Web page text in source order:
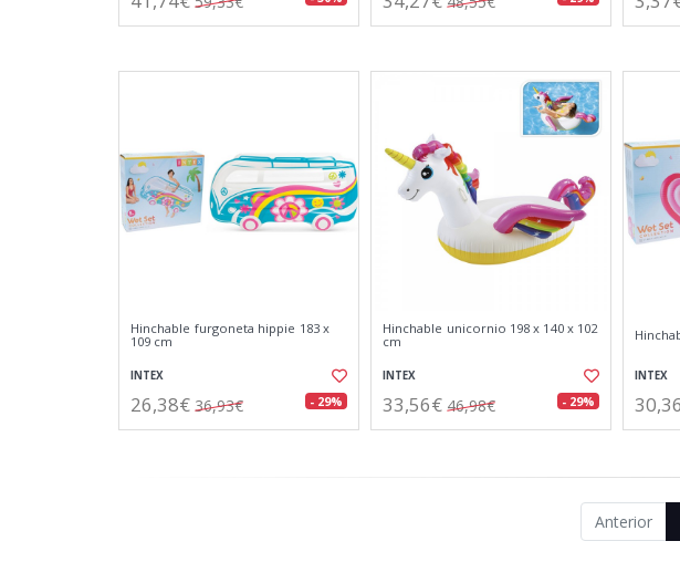
Hinchable furgoneta hippie 183 x
109 cm
INTEX
26,38€ 36,93€ - 29%
Hinchable unicornio 198 x 140 x 102
cm
INTEX
33,56€ 46,98€ - 29%
INTEX
Anterior